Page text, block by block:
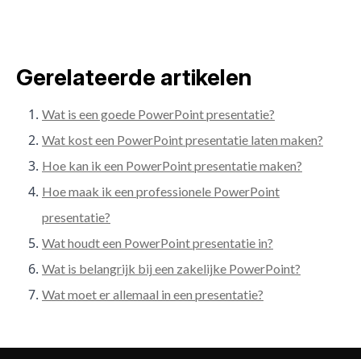
Gerelateerde artikelen
Wat is een goede PowerPoint presentatie?
Wat kost een PowerPoint presentatie laten maken?
Hoe kan ik een PowerPoint presentatie maken?
Hoe maak ik een professionele PowerPoint
presentatie?
Wat houdt een PowerPoint presentatie in?
Wat is belangrijk bij een zakelijke PowerPoint?
Wat moet er allemaal in een presentatie?